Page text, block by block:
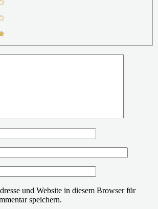
und Website in diesem Browser für
speichern.